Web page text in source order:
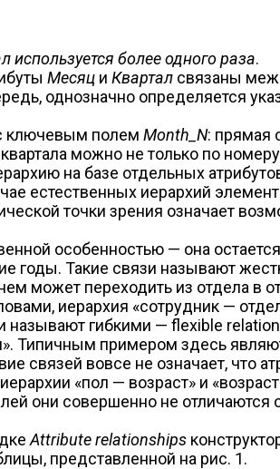
более одного раза.
Месяц и Квартал связаны
однозначно определяется
ключевым полем Month_N: прямая
можно не только по
на базе отдельных
естественных иерархий
точки зрения означает
особенностью — она
годы. Такие связи называют
может переходить из отдела в
иерархия «сотрудник —
называют гибкими — flexible
примером здесь
связей вовсе не означает, что
«пол — возраст» и
они совершенно не отличаются
Attribute relationships
представленной на рис. 1.